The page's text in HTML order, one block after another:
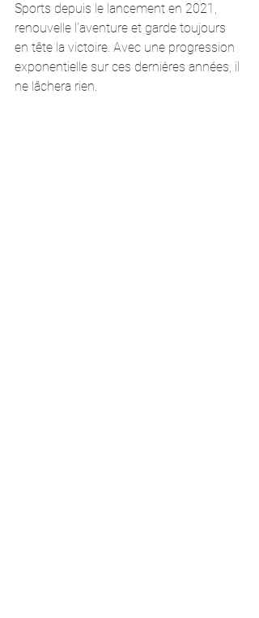
Sports depuis le lancement en 2021,
renouvelle l’aventure et garde toujours
en tête la victoire. Avec une progression
exponentielle sur ces dernières années, il
ne lâchera rien.